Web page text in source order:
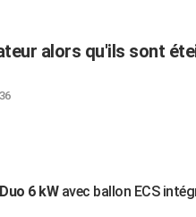
alors qu'ils sont
6 kWavec ballon ECS